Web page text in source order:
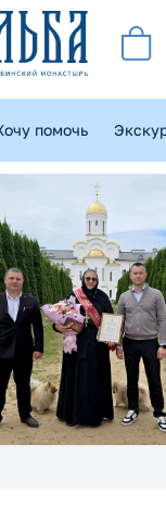
помочь
куки-
помочь вам в
лучший